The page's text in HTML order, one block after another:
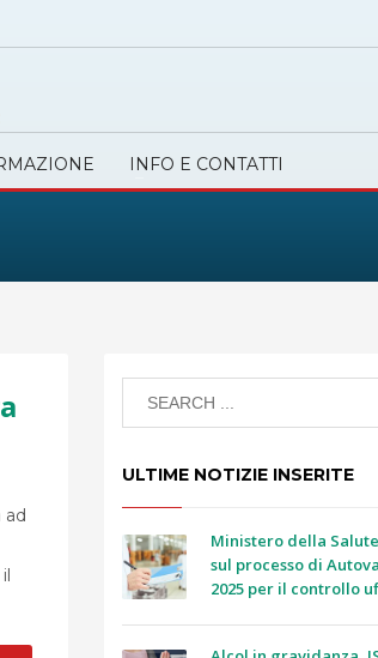
INFO E CONTATTI
ad
ULTIME NOTIZIE INSERITE
Ministero della
sul processo di
2025 per il controllo